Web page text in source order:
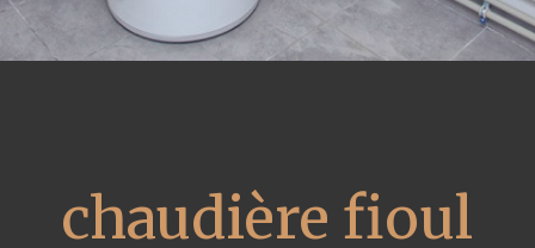
chaudière fioul